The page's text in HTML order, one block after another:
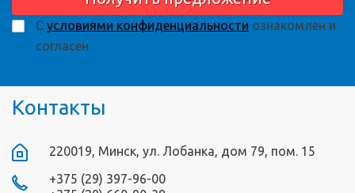
С условиями конфиденциальности ознакомлен и
согласен
Контакты
220019, Минск, ул. Лобанка, дом 79, пом. 15
+375 (29) 397-96-00